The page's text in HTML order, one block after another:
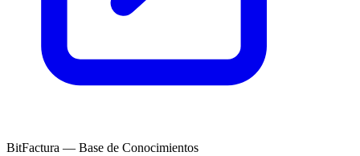
BitFactura — Base de Conocimientos